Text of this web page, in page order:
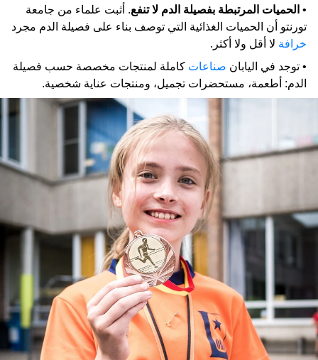
• الحميات المرتبطة بفصيلة الدم لا تنفع. أثبت علماء من جامعة
تورنتو أن الحميات الغذائية التي توصف بناء على فصيلة الدم مجرد
خرافة لا أقل ولا أكثر.
• توجد في اليابان صناعات كاملة لمنتجات مخصصة حسب فصيلة
الدم: أطعمة، مستحضرات تجميل، ومنتجات عناية شخصية.